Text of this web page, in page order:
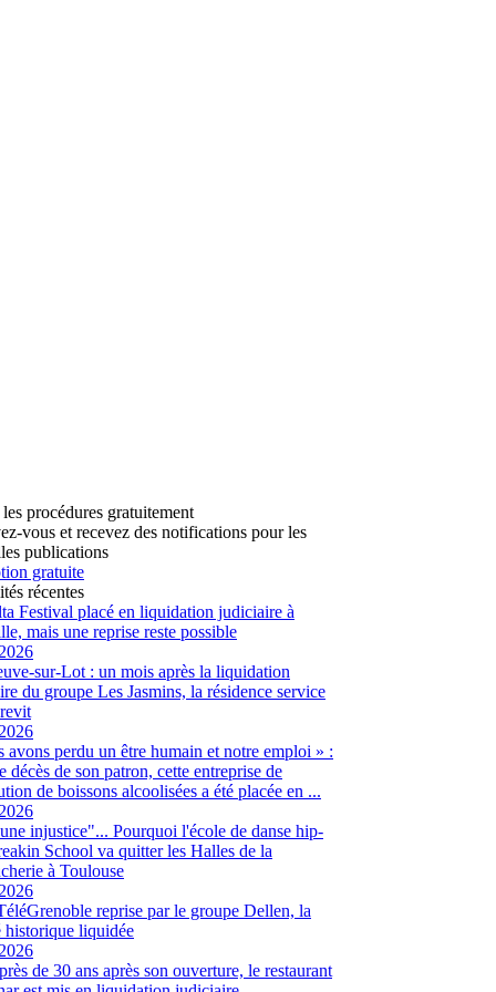
procédures gratuitement
vous et recevez des notifications pour les
publications
gratuite
récentes
Festival placé en liquidation judiciaire à
mais une reprise reste possible
sur-Lot : un mois après la liquidation
du groupe Les Jasmins, la résidence service
avons perdu un être humain et notre emploi » :
décès de son patron, cette entreprise de
de boissons alcoolisées a été placée en ...
injustice"... Pourquoi l'école de danse hip-
School va quitter les Halles de la
à Toulouse
reprise par le groupe Dellen, la
historique liquidée
de 30 ans après son ouverture, le restaurant